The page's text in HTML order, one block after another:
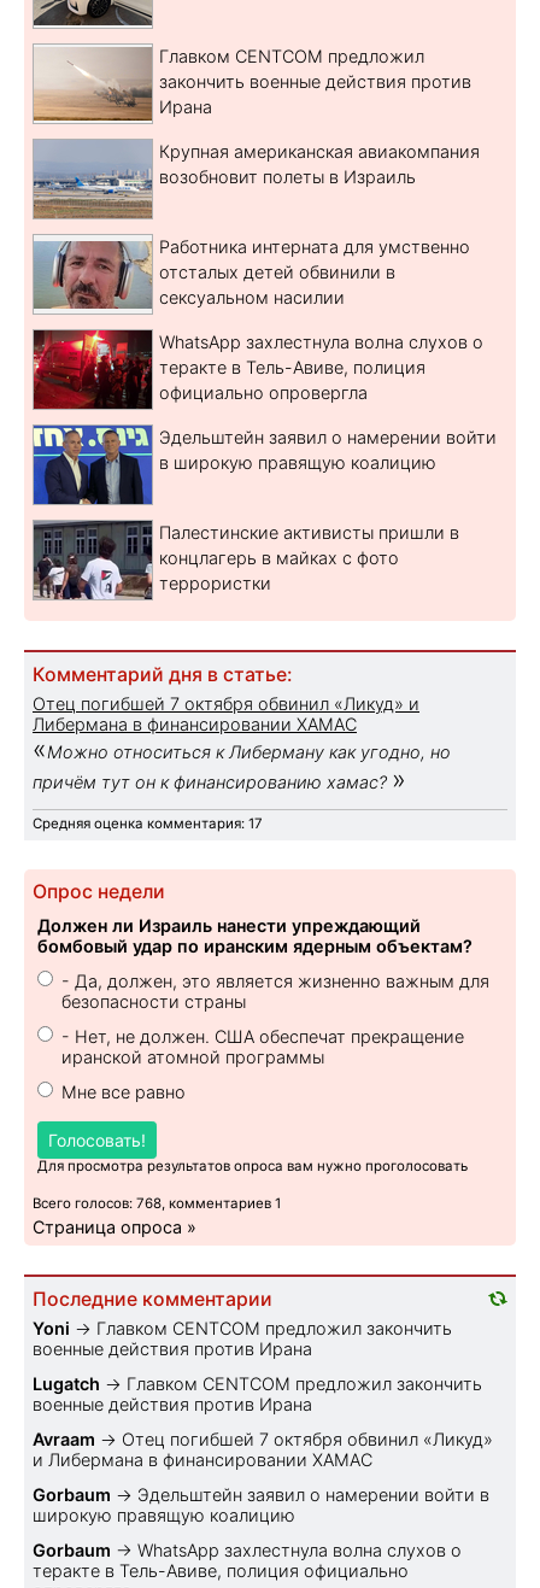
Главком CENTCOM предложил
закончить военные действия против
Ирана
Крупная американская авиакомпания
возобновит полеты в Израиль
Работника интерната для умственно
отсталых детей обвинили в
сексуальном насилии
WhatsApp захлестнула волна слухов о
теракте в Тель-Авиве, полиция
официально опровергла
Эдельштейн заявил о намерении войти
в широкую правящую коалицию
Палестинские активисты пришли в
концлагерь в майках с фото
террористки
Комментарий дня в статье:
Отец погибшей 7 октября обвинил «Ликуд» и
Либермана в финансировании ХАМАС
«Можно относиться к Либерману как угодно, но
причём тут он к финансированию хамас? »
Средняя оценка комментария: 17
Опрос недели
Должен ли Израиль нанести упреждающий
бомбовый удар по иранским ядерным объектам?
- Да, должен, это является жизненно важным для
безопасности страны
- Нет, не должен. США обеспечат прекращение
иранской атомной программы
Мне все равно
Голосовать!
Для просмотра результатов опроса вам нужно проголосовать
Всего голосов: 768, комментариев 1
Страница опроса »
Последние комментарии
Yoni → Главком CENTCOM предложил закончить
военные действия против Ирана
Lugatch → Главком CENTCOM предложил закончить
военные действия против Ирана
Avraam → Отец погибшей 7 октября обвинил «Ликуд»
и Либермана в финансировании ХАМАС
Gorbaum → Эдельштейн заявил о намерении войти в
широкую правящую коалицию
Gorbaum → WhatsApp захлестнула волна слухов о
теракте в Тель-Авиве, полиция официально